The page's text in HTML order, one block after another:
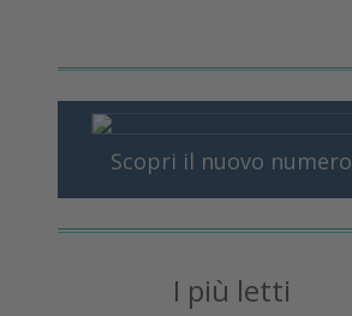
Scopri il nuovo numero
I più letti